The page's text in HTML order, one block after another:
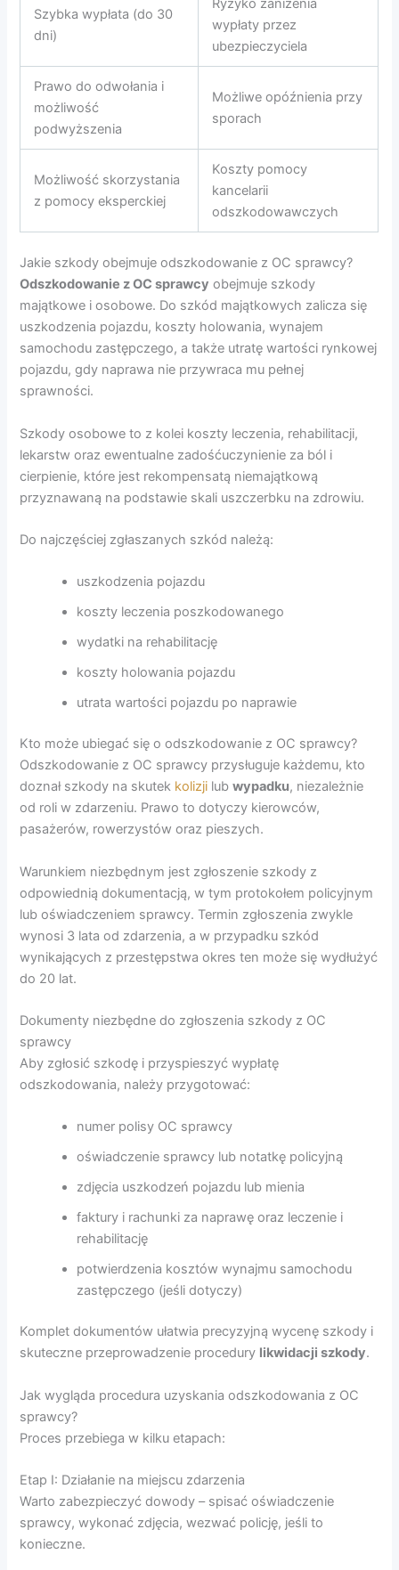
Szybka wypłata (do 30
dni)
Ryzyko zaniżenia
wypłaty przez
ubezpieczyciela
Prawo do odwołania i
możliwość
podwyższenia
Możliwe opóźnienia przy
sporach
Możliwość skorzystania
z pomocy eksperckiej
Koszty pomocy
kancelarii
odszkodowawczych
Jakie szkody obejmuje odszkodowanie z OC sprawcy?
Odszkodowanie z OC sprawcy obejmuje szkody
majątkowe i osobowe. Do szkód majątkowych zalicza się
uszkodzenia pojazdu, koszty holowania, wynajem
samochodu zastępczego, a także utratę wartości rynkowej
pojazdu, gdy naprawa nie przywraca mu pełnej
sprawności.
Szkody osobowe to z kolei koszty leczenia, rehabilitacji,
lekarstw oraz ewentualne zadośćuczynienie za ból i
cierpienie, które jest rekompensatą niemajątkową
przyznawaną na podstawie skali uszczerbku na zdrowiu.
Do najczęściej zgłaszanych szkód należą:
uszkodzenia pojazdu
koszty leczenia poszkodowanego
wydatki na rehabilitację
koszty holowania pojazdu
utrata wartości pojazdu po naprawie
Kto może ubiegać się o odszkodowanie z OC sprawcy?
Odszkodowanie z OC sprawcy przysługuje każdemu, kto
doznał szkody na skutek kolizji lubwypadku, niezależnie
od roli w zdarzeniu. Prawo to dotyczy kierowców,
pasażerów, rowerzystów oraz pieszych.
Warunkiem niezbędnym jest zgłoszenie szkody z
odpowiednią dokumentacją, w tym protokołem policyjnym
lub oświadczeniem sprawcy. Termin zgłoszenia zwykle
wynosi 3 lata od zdarzenia, a w przypadku szkód
wynikających z przestępstwa okres ten może się wydłużyć
do 20 lat.
Dokumenty niezbędne do zgłoszenia szkody z OC
sprawcy
Aby zgłosić szkodę i przyspieszyć wypłatę
odszkodowania, należy przygotować:
numer polisy OC sprawcy
oświadczenie sprawcy lub notatkę policyjną
zdjęcia uszkodzeń pojazdu lub mienia
faktury i rachunki za naprawę oraz leczenie i
rehabilitację
potwierdzenia kosztów wynajmu samochodu
zastępczego (jeśli dotyczy)
Komplet dokumentów ułatwia precyzyjną wycenę szkody i
skuteczne przeprowadzenie procedury likwidacji szkody.
Jak wygląda procedura uzyskania odszkodowania z OC
sprawcy?
Proces przebiega w kilku etapach:
Etap I: Działanie na miejscu zdarzenia
Warto zabezpieczyć dowody – spisać oświadczenie
sprawcy, wykonać zdjęcia, wezwać policję, jeśli to
konieczne.